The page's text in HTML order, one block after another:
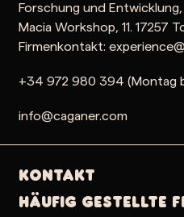
Forschung und
Macia Workshop, 11. 17257
Firmenkontakt:
+34 972 980 394 (Montag
info@caganer.com
Kontakt
Häufig gestellte